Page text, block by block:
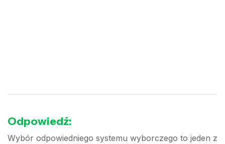
Odpowiedź:
Wybór odpowiedniego systemu wyborczego to jeden z